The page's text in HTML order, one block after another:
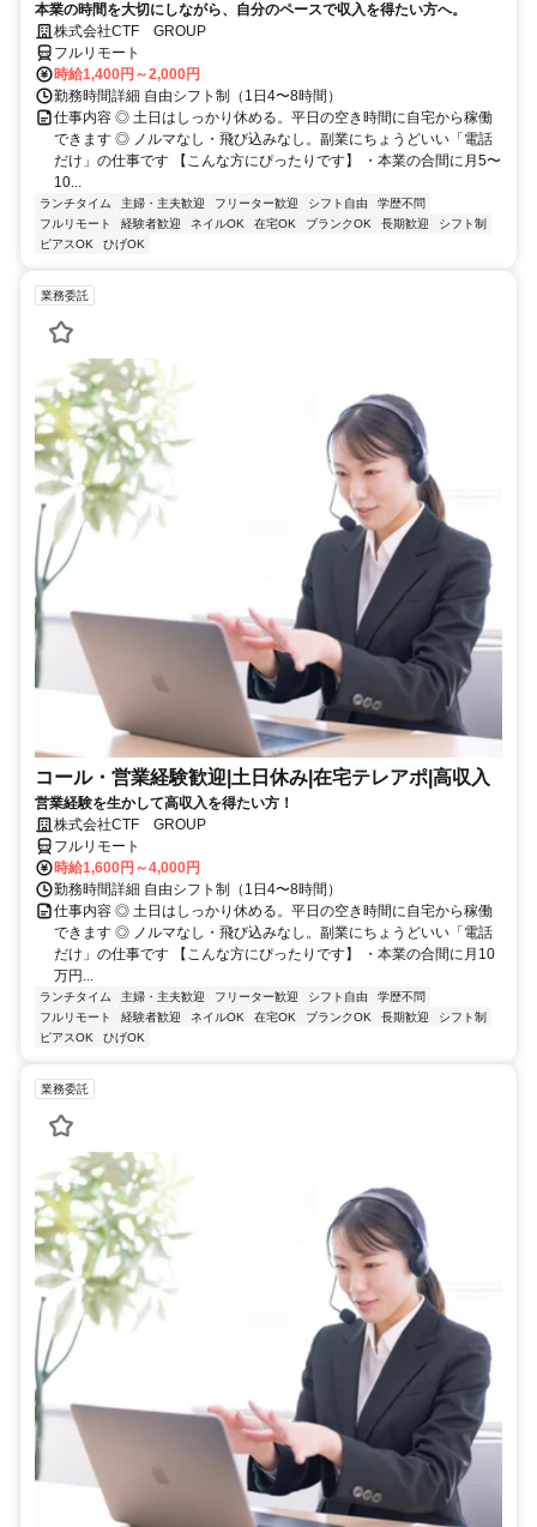
本業の時間を大切にしながら、自分のペースで収入を得たい方へ。
株式会社CTF GROUP
フルリモート
時給1,400円～2,000円
勤務時間詳細 自由シフト制（1日4〜8時間）
仕事内容 ◎ 土日はしっかり休める。平日の空き時間に自宅から稼働
できます ◎ ノルマなし・飛び込みなし。副業にちょうどいい「電話
だけ」の仕事です 【こんな方にぴったりです】 ・本業の合間に月5〜
10...
ランチタイム 主婦・主夫歓迎 フリーター歓迎 シフト自由
学歴不問
フルリモート
経験者歓迎 ネイルOK 在宅OK ブランクOK 長期歓迎
シフト制
ピアスOK
ひげOK
業務委託
コール・営業経験歓迎|土日休み|在宅テレアポ|高収入
営業経験を生かして高収入を得たい方！
株式会社CTF GROUP
フルリモート
時給1,600円～4,000円
勤務時間詳細 自由シフト制（1日4〜8時間）
仕事内容 ◎ 土日はしっかり休める。平日の空き時間に自宅から稼働
できます ◎ ノルマなし・飛び込みなし。副業にちょうどいい「電話
だけ」の仕事です 【こんな方にぴったりです】 ・本業の合間に月10
万円...
ランチタイム 主婦・主夫歓迎 フリーター歓迎 シフト自由
学歴不問
フルリモート
経験者歓迎 ネイルOK 在宅OK ブランクOK 長期歓迎
シフト制
ピアスOK
ひげOK
業務委託